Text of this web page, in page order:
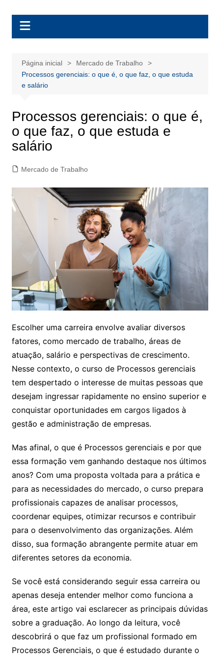
BolsasEAD
Página inicial
Mercado de Trabalho
Processos gerenciais: o que é, o que faz, o que estuda
e salário
Processos gerenciais: o que é,
o que faz, o que estuda e
salário
Mercado de Trabalho
Escolher uma carreira envolve avaliar diversos
fatores, como mercado de trabalho, áreas de
atuação, salário e perspectivas de crescimento.
Nesse contexto, o curso de Processos gerenciais
tem despertado o interesse de muitas pessoas que
desejam ingressar rapidamente no ensino superior e
conquistar oportunidades em cargos ligados à
gestão e administração de empresas.
Mas afinal, o que é Processos gerenciais e por que
essa formação vem ganhando destaque nos últimos
anos? Com uma proposta voltada para a prática e
para as necessidades do mercado, o curso prepara
profissionais capazes de analisar processos,
coordenar equipes, otimizar recursos e contribuir
para o desenvolvimento das organizações. Além
disso, sua formação abrangente permite atuar em
diferentes setores da economia.
Se você está considerando seguir essa carreira ou
apenas deseja entender melhor como funciona a
área, este artigo vai esclarecer as principais dúvidas
sobre a graduação. Ao longo da leitura, você
descobrirá o que faz um profissional formado em
Processos Gerenciais, o que é estudado durante o